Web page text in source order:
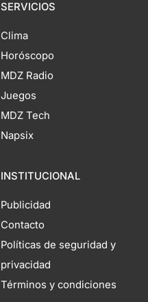
SERVICIOS
Clima
Horóscopo
MDZ Radio
Juegos
MDZ Tech
Napsix
INSTITUCIONAL
Publicidad
Contacto
Políticas de seguridad y
privacidad
Términos y condiciones